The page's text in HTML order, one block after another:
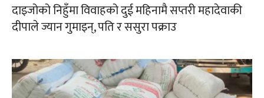
दाइजोको निहुँमा विवाहको दुई महिनामै सप्तरी महादेवाकी
दीपाले ज्यान गुमाइन्, पति र ससुरा पक्राउ